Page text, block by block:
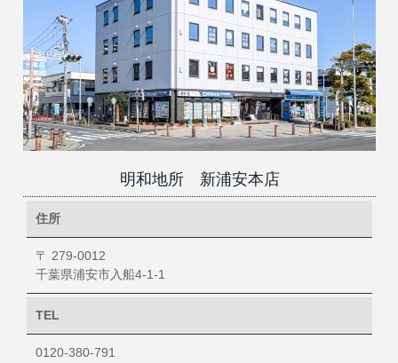
明和地所 新浦安本店
住所
〒 279-0012
千葉県浦安市入船4-1-1
TEL
0120-380-791